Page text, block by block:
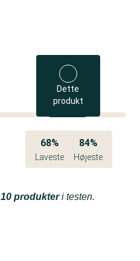
Dette
produkt
68%
Laveste
84%
Højeste
10 produkteri testen.